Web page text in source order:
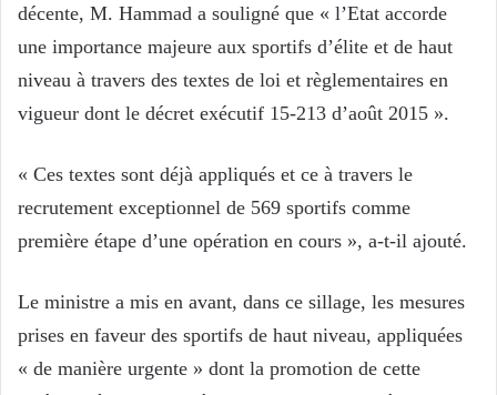
décente, M. Hammad a souligné que « l’Etat accorde
une importance majeure aux sportifs d’élite et de haut
niveau à travers des textes de loi et règlementaires en
vigueur dont le décret exécutif 15-213 d’août 2015 ».
« Ces textes sont déjà appliqués et ce à travers le
recrutement exceptionnel de 569 sportifs comme
première étape d’une opération en cours », a-t-il ajouté.
Le ministre a mis en avant, dans ce sillage, les mesures
prises en faveur des sportifs de haut niveau, appliquées
« de manière urgente » dont la promotion de cette